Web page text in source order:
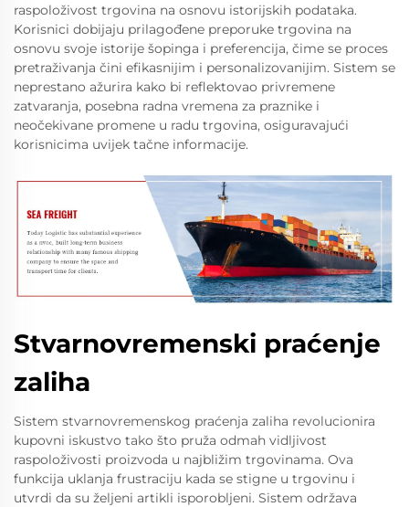
raspoloživost trgovina na osnovu istorijskih podataka.
Korisnici dobijaju prilagođene preporuke trgovina na
osnovu svoje istorije šopinga i preferencija, čime se proces
pretraživanja čini efikasnijim i personalizovanijim. Sistem se
neprestano ažurira kako bi reflektovao privremene
zatvaranja, posebna radna vremena za praznike i
neočekivane promene u radu trgovina, osiguravajući
korisnicima uvijek tačne informacije.
Stvarnovremenski praćenje
zaliha
Sistem stvarnovremenskog praćenja zaliha revolucionira
kupovni iskustvo tako što pruža odmah vidljivost
raspoloživosti proizvoda u najbližim trgovinama. Ova
funkcija uklanja frustraciju kada se stigne u trgovinu i
utvrdi da su željeni artikli isporobljeni. Sistem održava